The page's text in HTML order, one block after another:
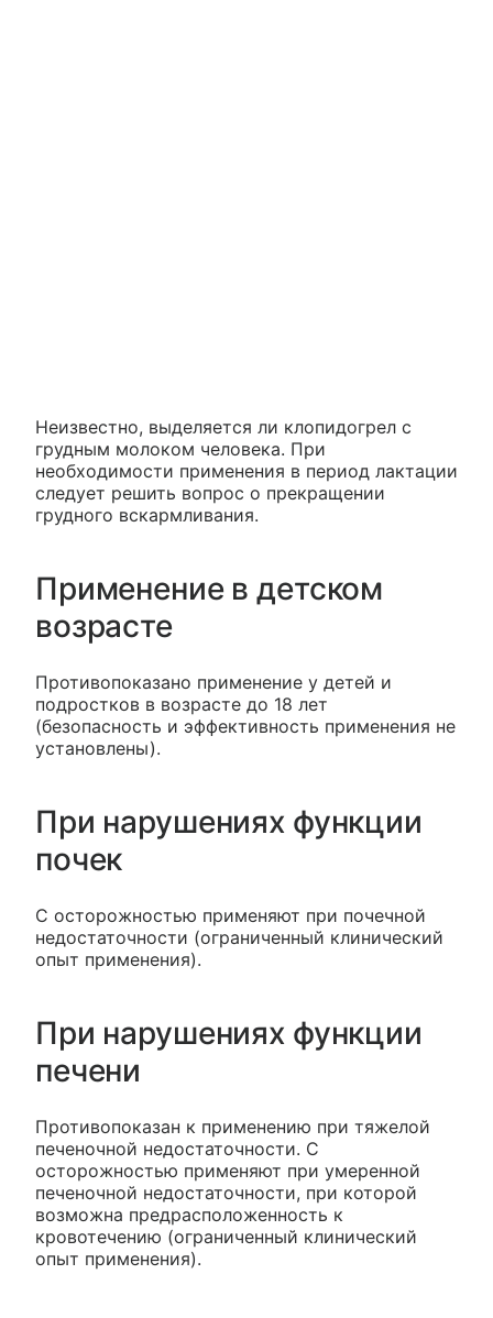
Неизвестно, выделяется ли клопидогрел с
грудным молоком человека. При
необходимости применения в период лактации
следует решить вопрос о прекращении
грудного вскармливания.
Применение в детском
возрасте
Противопоказано применение у детей и
подростков в возрасте до 18 лет
(безопасность и эффективность применения не
установлены).
При нарушениях функции
почек
С осторожностью применяют при почечной
недостаточности (ограниченный клинический
опыт применения).
При нарушениях функции
печени
Противопоказан к применению при тяжелой
печеночной недостаточности. С
осторожностью применяют при умеренной
печеночной недостаточности, при которой
возможна предрасположенность к
кровотечению (ограниченный клинический
опыт применения).